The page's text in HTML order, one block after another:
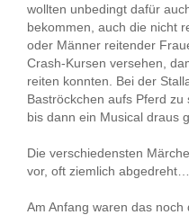
wollten unbedingt dafür
bekommen, auch die nicht
oder Männer reitender
Crash-Kursen versehen,
reiten konnten. Bei der
Baströckchen aufs Pferd zu
bis dann ein Musical draus
Die verschiedensten
vor, oft ziemlich abgedreht…
Am Anfang waren das noch